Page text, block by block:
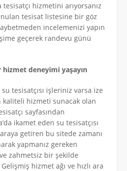
hizmetini arıyorsanız
tesisat listesine bir göz
incelemenizi yapın
geçerek randevu günü
deneyimi yaşayın
su tesisatçısı işleriniz varsa ize
hizmeti sunacak olan
sayfasından
ikamet eden su tesisatçısı
getiren bu sitede zamanı
yapmanız gereken
zahmetsiz bir şekilde
hizmet ağı ve hızlı ara